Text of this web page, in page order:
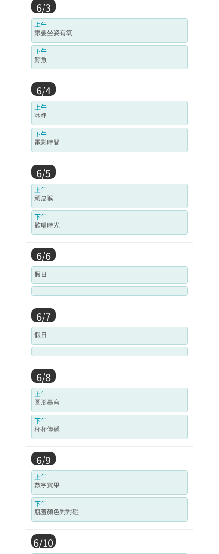
6/3
上午
銀髮坐姿有氧
下午
鯨魚
6/4
上午
冰棒
下午
電影時間
6/5
上午
頑皮猴
下午
歡唱時光
6/6
假日
6/7
假日
6/8
上午
圖形摹寫
下午
杯杯傳遞
6/9
上午
數字賓果
下午
瓶蓋顏色對對碰
6/10